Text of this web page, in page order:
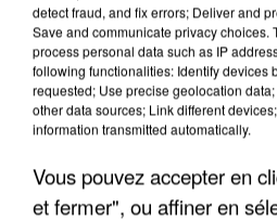
detect fraud, and fix errors; Deliver and
Save and communicate privacy choices.
process personal data such as IP
following functionalities: Identify devices
requested; Use precise geolocation
other data sources; Link different
information transmitted automatically.
Vous pouvez accepter en
et fermer", ou affiner en